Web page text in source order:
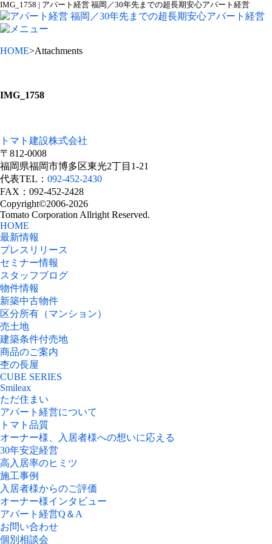
IMG_1758 | アパート経営 福岡／30年先までの超長期安心アパート経営
HOME>Attachments
IMG_1758
トマト建設株式会社
〒812-0008
福岡県福岡市博多区東光2丁目1-21
代表TEL： 092-452-2430
FAX：092-452-2428
Copyright©2006-2026
Tomato Corporation Allright Reserved.
HOME
最新情報
プレスリリース
セミナー情報
スタッフブログ
物件情報
新築中古物件
区分所有（マンション）
売土地
建築条件付売地
商品のご案内
杢の長屋
CUBE SERIES
Smileax
ただ住まい
アパート経営について
トマト品質
オーナー様、入居者様への想いに応える
30年安定経営
高入居率のヒミツ
施工事例
入居者様からのご評価
オーナー様インタビュー
アパート経営Q＆A
お問い合わせ
個別相談会